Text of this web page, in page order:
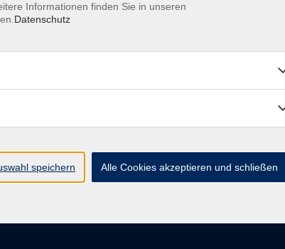
Hilpoltstein
roth.de
09174 4749 0
Öffnungszeiten
Dienstag
Informationen finden Sie in unseren
Datenschutz
speichern Alle Cookies akzeptieren und schließen